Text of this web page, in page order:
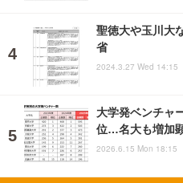
聖徳大や玉川大
省
2024.3.27 Wed 14:15
大学発ベンチャ
位…名大も増加
2026.6.15 Mon 18:15